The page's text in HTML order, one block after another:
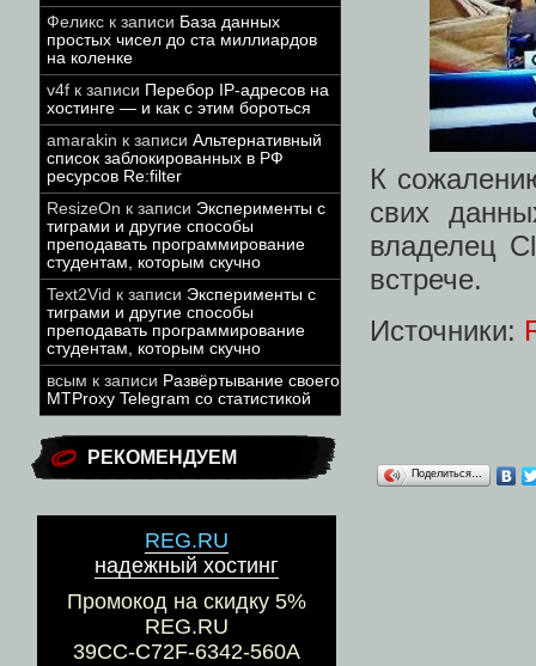
Феликс к записи База данных
простых чисел до ста миллиардов
на коленке
v4f к записи Перебор IP-адресов на
хостинге — и как с этим бороться
amarakin к записи Альтернативный
список заблокированных в РФ
ресурсов Re:filter
ResizeOn к записи Эксперименты с
тиграми и другие способы
преподавать программирование
студентам, которым скучно
Text2Vid к записи Эксперименты с
тиграми и другие способы
преподавать программирование
студентам, которым скучно
всым к записи Развёртывание своего
MTProxy Telegram со статистикой
РЕКОМЕНДУЕМ
REG.RU
надежный хостинг
Промокод на скидку 5%
REG.RU
39CC-C72F-6342-560A
К
свих
владелец
встрече.
Источники:
Поделиться…